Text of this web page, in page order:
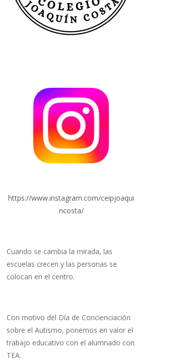
https://www.instagram.com/ceipjoaqui
ncosta/
Cuando se cambia la mirada, las
escuelas crecen y las personas se
colocan en el centro.
Con motivo del Día de Concienciación
sobre el Autismo, ponemos en valor el
trabajo educativo con el alumnado con
TEA.